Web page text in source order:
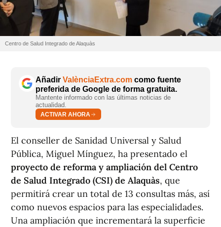
Centro de Salud Integrado de Alaquàs
Añadir ValènciaExtra.com como fuente
preferida de Google de forma gratuita.
Mantente informado con las últimas noticias de
actualidad.
ACTIVAR AHORA
El conseller de Sanidad Universal y Salud
Pública, Miguel Mínguez, ha presentado el
proyecto de reforma y ampliación del Centro
de Salud Integrado (CSI) de Alaquàs, que
permitirá crear un total de 13 consultas más, así
como nuevos espacios para las especialidades.
Una ampliación que incrementará la superficie